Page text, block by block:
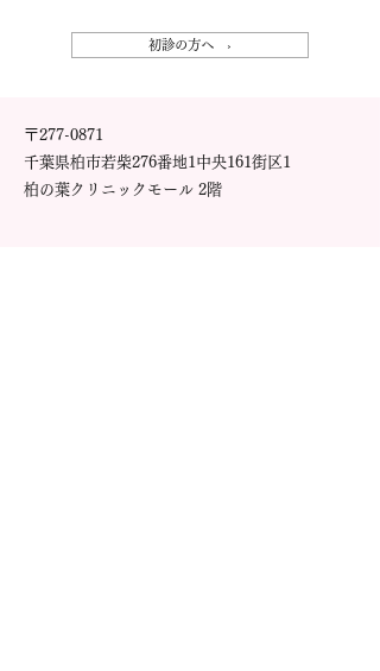
初診の方へ ›
〒277-0871
千葉県柏市若柴276番地1中央161街区1
柏の葉クリニックモール 2階